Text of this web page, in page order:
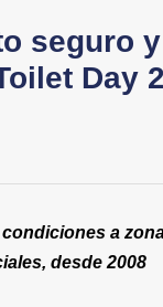
seguro y
Day
a
desde 2008